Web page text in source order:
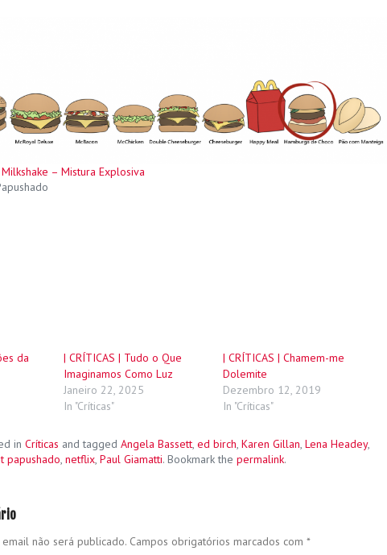
– Mistura Explosiva
da
| CRÍTICAS | Tudo o Que
Imaginamos Como Luz
Janeiro 22, 2025
In "Críticas"
| CRÍTICAS | Chamem-me
Dolemite
Dezembro 12, 2019
In "Críticas"
in Críticas and tagged Angela Bassett, ed birch, Karen Gillan, Lena Headey,
papushado, netflix, Paul Giamatti. Bookmark the permalink.
não será publicado. Campos obrigatórios marcados com *